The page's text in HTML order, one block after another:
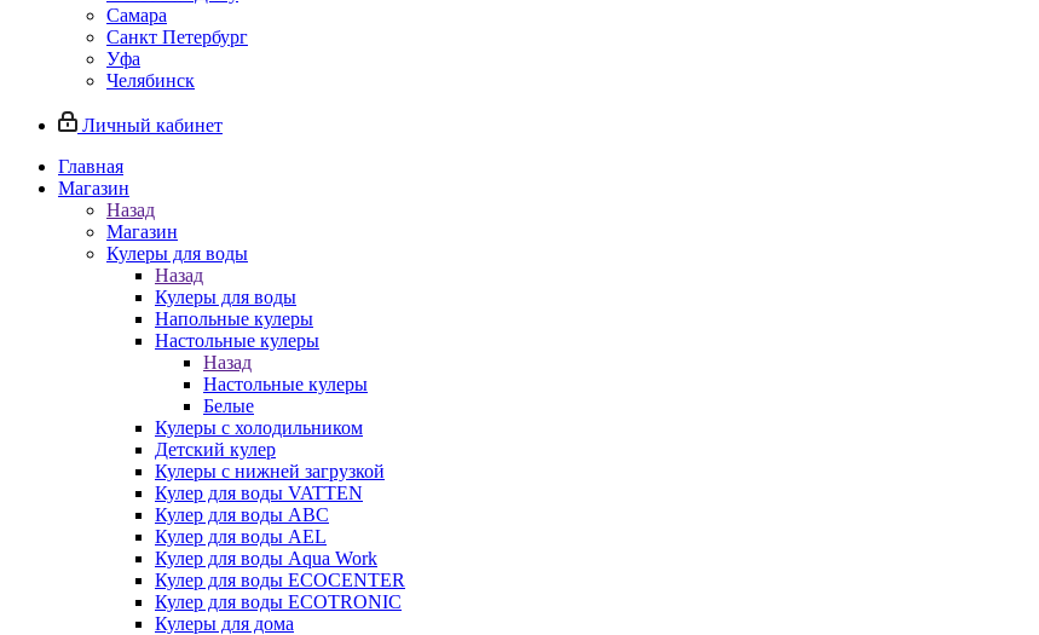
Самара
Санкт Петербург
Уфа
Челябинск
Личный кабинет
Главная
Магазин
Назад
Магазин
Кулеры для воды
Назад
Кулеры для воды
Напольные кулеры
Настольные кулеры
Назад
Настольные кулеры
Белые
Кулеры с холодильником
Детский кулер
Кулеры с нижней загрузкой
Кулер для воды VATTEN
Кулер для воды ABC
Кулер для воды AEL
Кулер для воды Aqua Work
Кулер для воды ECOCENTER
Кулер для воды ECOTRONIC
Кулеры для дома